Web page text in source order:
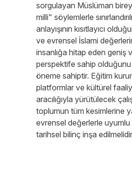
sorgulayan Müslüman
milli" söylemlerle
anlayışının kısıtlayıcı
ve evrensel İslami
insanlığa hitap eden geniş
perspektife sahip
öneme sahiptir. Eğitim
platformlar ve kültürel
aracılığıyla yürütülecek
toplumun tüm kesimlerine
evrensel değerlerle uyumlu
tarihsel bilinç inşa